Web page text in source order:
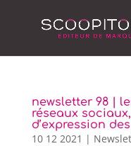
newsletter 98 |
réseaux
d’expression
10 12 2021 |